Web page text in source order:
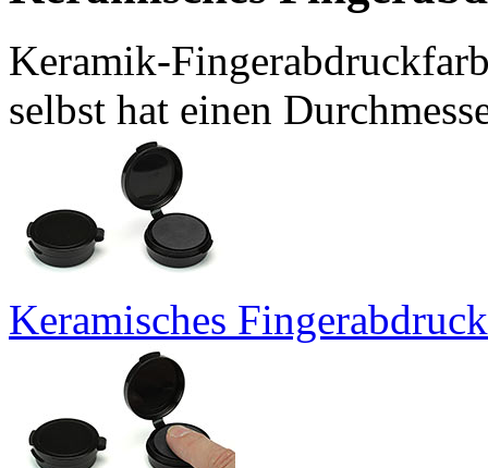
Keramik-
selbst hat einen
Keramisches